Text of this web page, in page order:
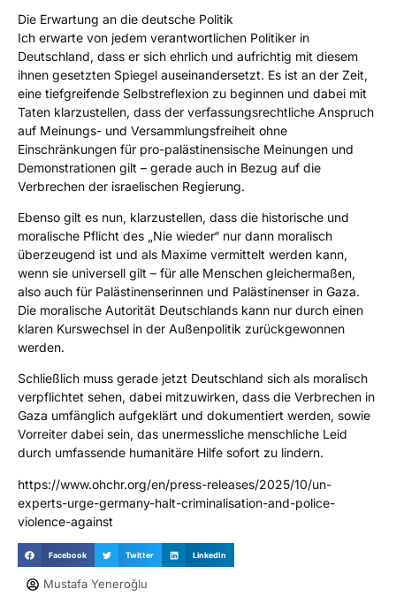
Die Erwartung an die deutsche Politik
Ich erwarte von jedem verantwortlichen Politiker in
Deutschland, dass er sich ehrlich und aufrichtig mit diesem
ihnen gesetzten Spiegel auseinandersetzt. Es ist an der Zeit,
eine tiefgreifende Selbstreflexion zu beginnen und dabei mit
Taten klarzustellen, dass der verfassungsrechtliche Anspruch
auf Meinungs- und Versammlungsfreiheit ohne
Einschränkungen für pro-palästinensische Meinungen und
Demonstrationen gilt – gerade auch in Bezug auf die
Verbrechen der israelischen Regierung.
Ebenso gilt es nun, klarzustellen, dass die historische und
moralische Pflicht des „Nie wieder“ nur dann moralisch
überzeugend ist und als Maxime vermittelt werden kann,
wenn sie universell gilt – für alle Menschen gleichermaßen,
also auch für Palästinenserinnen und Palästinenser in Gaza.
Die moralische Autorität Deutschlands kann nur durch einen
klaren Kurswechsel in der Außenpolitik zurückgewonnen
werden.
Schließlich muss gerade jetzt Deutschland sich als moralisch
verpflichtet sehen, dabei mitzuwirken, dass die Verbrechen in
Gaza umfänglich aufgeklärt und dokumentiert werden, sowie
Vorreiter dabei sein, das unermessliche menschliche Leid
durch umfassende humanitäre Hilfe sofort zu lindern.
https://www.ohchr.org/en/press-releases/2025/10/un-
experts-urge-germany-halt-criminalisation-and-police-
violence-against
Facebook Twitter LinkedIn
Mustafa Yeneroğlu